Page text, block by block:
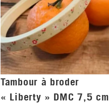
Tambour à broder
« Liberty » DMC 7,5 cm